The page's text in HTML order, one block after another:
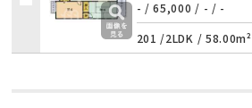
- / 65,000 / - / -
201 /2LDK / 58.00m²